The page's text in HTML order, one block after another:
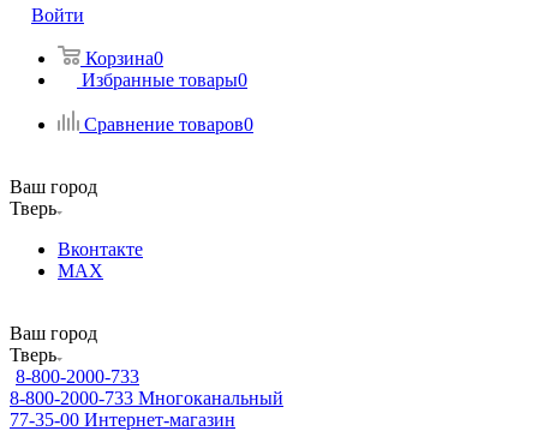
Войти
Корзина0
Избранные товары0
Сравнение товаров0
Ваш город
Тверь
Вконтакте
MAX
Ваш город
Тверь
8-800-2000-733
8-800-2000-733 Многоканальный
77-35-00 Интернет-магазин